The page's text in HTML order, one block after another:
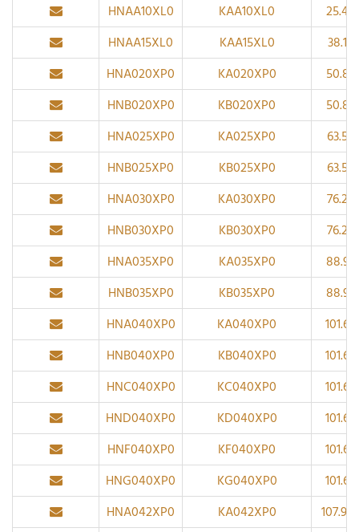
HNAA10XL0
KAA10XL0
25.4
HNAA15XL0
KAA15XL0
38.1
HNA020XP0
KA020XP0
50.8
HNB020XP0
KB020XP0
50.8
HNA025XP0
KA025XP0
63.5
HNB025XP0
KB025XP0
63.5
HNA030XP0
KA030XP0
76.2
HNB030XP0
KB030XP0
76.2
HNA035XP0
KA035XP0
88.9
HNB035XP0
KB035XP0
88.9
HNA040XP0
KA040XP0
101.6
HNB040XP0
KB040XP0
101.6
HNC040XP0
KC040XP0
101.6
HND040XP0
KD040XP0
101.6
HNF040XP0
KF040XP0
101.6
HNG040XP0
KG040XP0
101.6
HNA042XP0
KA042XP0
107.95